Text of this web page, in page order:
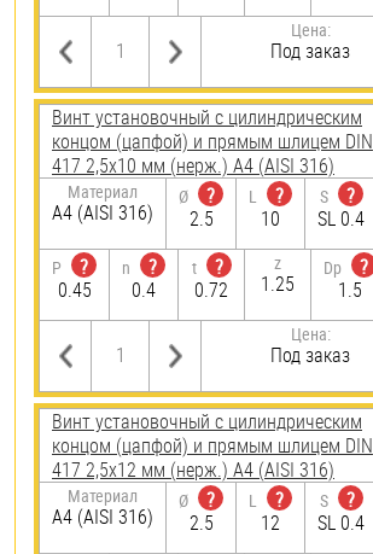
Цена:
Под заказ
Винт установочный с цилиндрическим
концом (цапфой) и прямым шлицем DIN
417 2,5х10 мм (нерж.) A4 (AISI 316)
Материал
A4 (AISI 316)
Ø
?
2.5
L
?
10
S
?
SL 0.4
P
?
0.45
n
?
0.4
t
?
0.72
z
1.25
Dp
?
1.5
Цена:
Под заказ
Винт установочный с цилиндрическим
концом (цапфой) и прямым шлицем DIN
417 2,5х12 мм (нерж.) A4 (AISI 316)
Материал
A4 (AISI 316)
Ø
?
2.5
L
?
12
S
?
SL 0.4